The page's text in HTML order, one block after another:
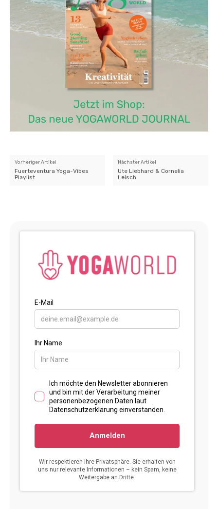
Vorheriger Artikel
Fuerteventura Yoga-Vibes
Playlist
Nächster Artikel
Ute Liebhard & Cornelia
Leisch